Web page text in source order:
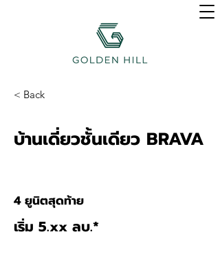
< Back
บ้านเดี่ยวชั้นเดียว BRAVA
4 ยูนิตสุดท้าย
เริ่ม 5.xx ลบ.*